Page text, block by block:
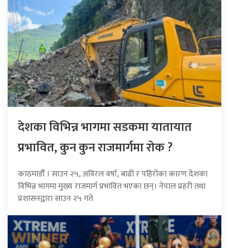
देशका विभिन्न भागमा सडकमा यातायात
प्रभावित, कुन कुन राजमार्गमा रोक ?
काठमाडौँ । साउन २५, अविरल वर्षा, बाढी र पहिरोका कारण देशका
विभिन्न भागमा मुख्य राजमार्ग प्रभावित भएका छन्। नेपाल प्रहरी तथा
प्रशासनद्वारा साउन २५ गते